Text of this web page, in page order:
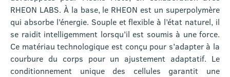
RHEON LABS. À la base, le RHEON est un superpolymère
qui absorbe l’énergie. Souple et flexible à l’état naturel, il
se raidit intelligemment lorsqu’il est soumis à une force.
Ce matériau technologique est conçu pour s’adapter à la
courbure du corps pour un ajustement adaptatif. Le
conditionnement unique des cellules garantit une